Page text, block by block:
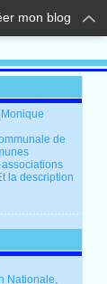
mon blog
de
la description